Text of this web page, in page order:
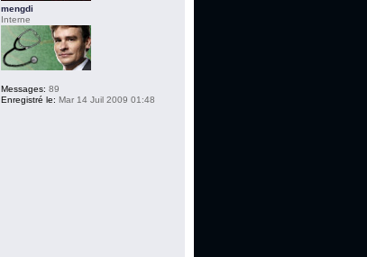
mengdi
Interne
Messages: 89
Enregistré le: Mar 14 Juil 2009 01:48